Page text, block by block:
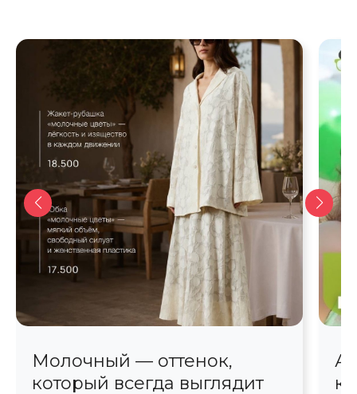
Молочный — оттенок,
который всегда выглядит